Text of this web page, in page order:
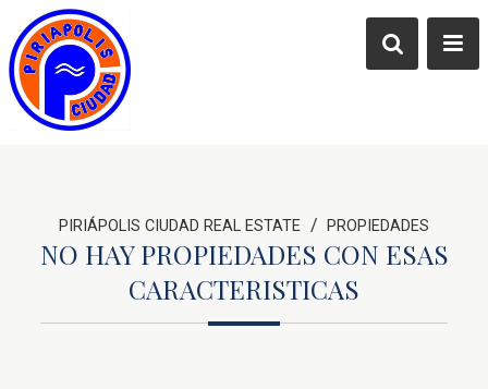
PIRIÁPOLIS CIUDAD REAL ESTATE / PROPIEDADES
NO HAY PROPIEDADES CON ESAS
CARACTERISTICAS